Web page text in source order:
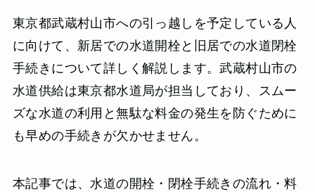
東京都武蔵村山市への引っ越しを予定している人
に向けて、新居での水道開栓と旧居での水道閉栓
手続きについて詳しく解説します。武蔵村山市の
水道供給は東京都水道局が担当しており、スムー
ズな水道の利用と無駄な料金の発生を防ぐために
も早めの手続きが欠かせません。
本記事では、水道の開栓・閉栓手続きの流れ・料